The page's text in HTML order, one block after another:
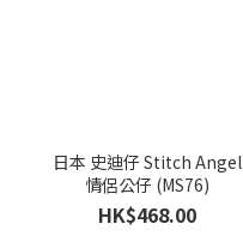
日本 史迪仔 Stitch Angel
情侶公仔 (MS76)
HK$468.00